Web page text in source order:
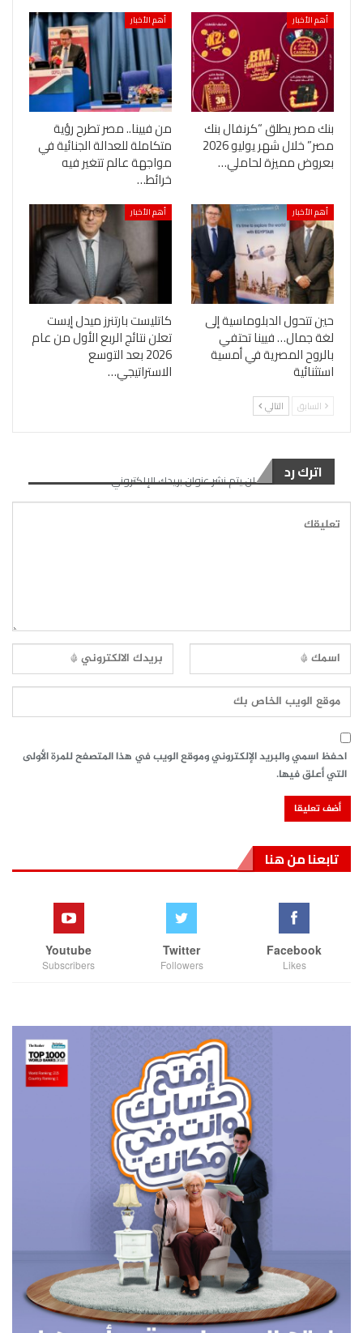
أهم الأخبار
بنك مصر يطلق “كرنفال بنك
مصر” خلال شهر يوليو 2026
بعروض مميزة لحاملي…
أهم الأخبار
من فيينا.. مصر تطرح رؤية
متكاملة للعدالة الجنائية في
مواجهة عالم تتغير فيه
خرائط…
أهم الأخبار
حين تتحول الدبلوماسية إلى
لغة جمال… فيينا تحتفي
بالروح المصرية في أمسية
استثنائية
أهم الأخبار
كاتليست بارتنرز ميدل إيست
تعلن نتائج الربع الأول من عام
2026 بعد التوسع
الاستراتيجي…
السابق التالي
اترك رد لن يتم نشر عنوان بريدك الإلكتروني.
احفظ اسمي والبريد الإلكتروني وموقع الويب في هذا المتصفح للمرة الأولى
التي أعلق فيها.
تابعنا من هنا
Facebook
Likes
Twitter
Followers
Youtube
Subscribers